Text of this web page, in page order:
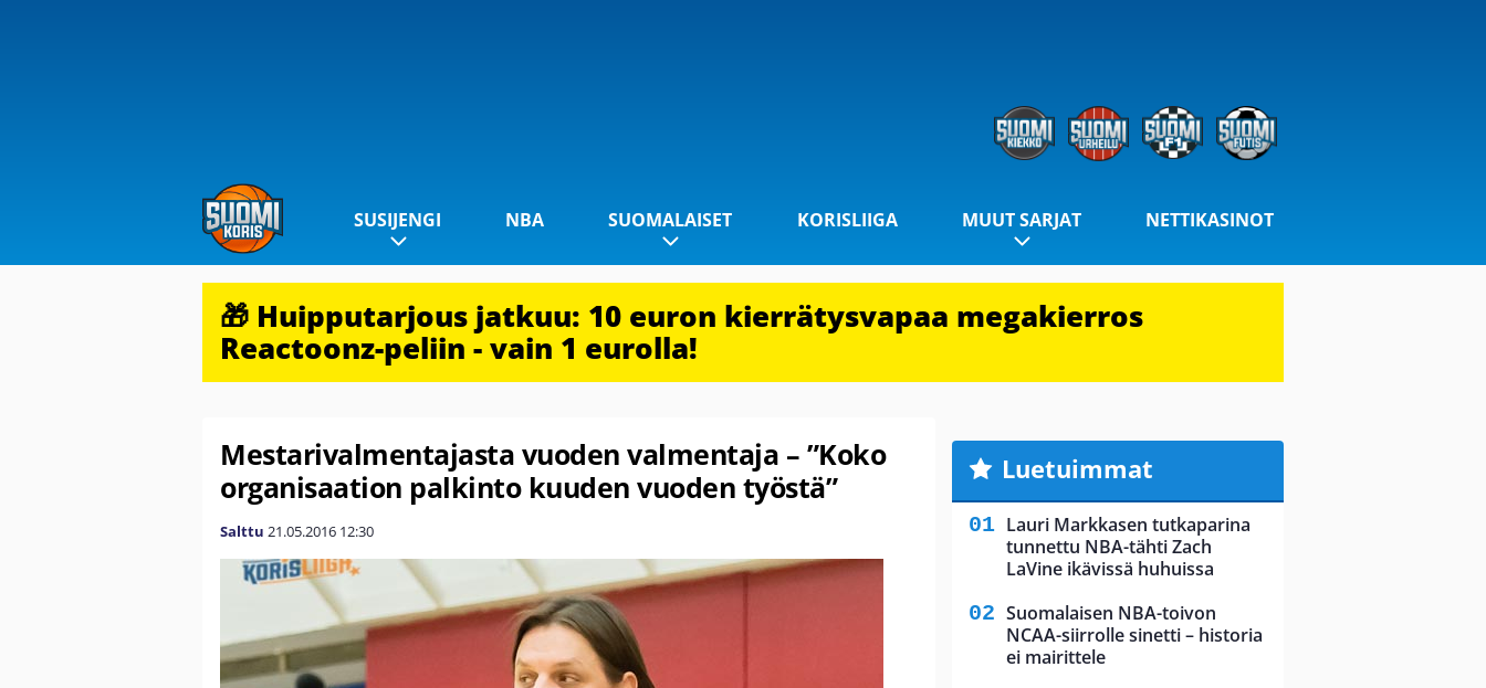
SUSIJENGI NBA SUOMALAISET KORISLIIGA MUUT SARJAT NETTIKASINOT
🎁 Huipputarjous jatkuu: 10 euron kierrätysvapaa megakierros
Reactoonz-peliin - vain 1 eurolla!
Mestarivalmentajasta vuoden valmentaja – ”Koko
organisaation palkinto kuuden vuoden työstä”
Salttu 21.05.2016 12:30
Luetuimmat
Lauri Markkasen tutkaparina
tunnettu NBA-tähti Zach
LaVine ikävissä huhuissa
Suomalaisen NBA-toivon
NCAA-siirrolle sinetti – historia
ei mairittele